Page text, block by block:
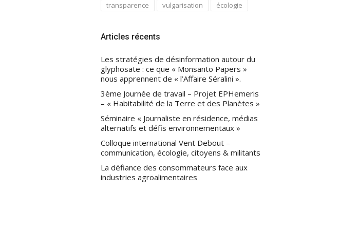
transparence vulgarisation écologie
Articles récents
Les stratégies de désinformation autour du
glyphosate : ce que « Monsanto Papers »
nous apprennent de « l’Affaire Séralini ».
3ème Journée de travail – Projet EPHemeris
– « Habitabilité de la Terre et des Planètes »
Séminaire « Journaliste en résidence, médias
alternatifs et défis environnementaux »
Colloque international Vent Debout –
communication, écologie, citoyens & militants
La défiance des consommateurs face aux
industries agroalimentaires